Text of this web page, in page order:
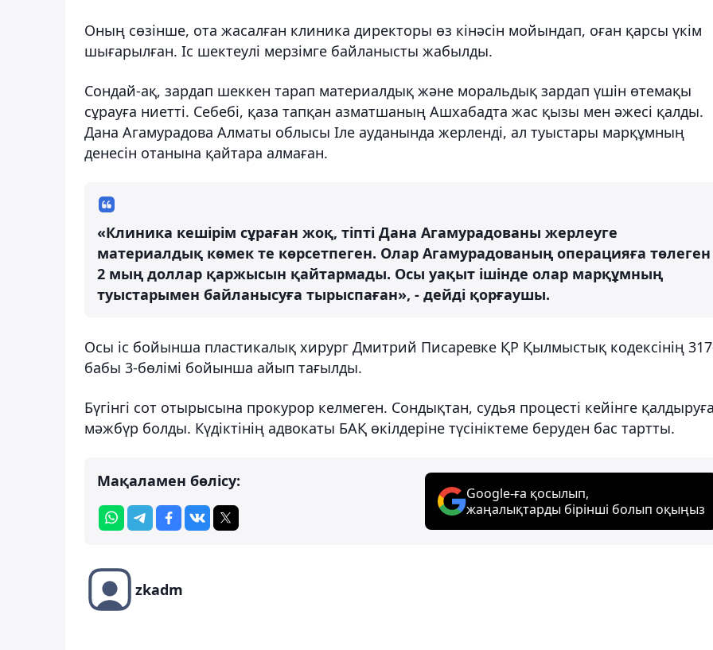
Оның сөзінше, ота жасалған клиника директоры өз кінәсін мойындап, оған қарсы үкім
шығарылған. Іс шектеулі мерзімге байланысты жабылды.
Сондай-ақ, зардап шеккен тарап материалдық және моральдық зардап үшін өтемақы
сұрауға ниетті. Себебі, қаза тапқан азматшаның Ашхабадта жас қызы мен әжесі қалды.
Дана Агамурадова Алматы облысы Іле ауданында жерленді, ал туыстары марқұмның
денесін отанына қайтара алмаған.
«Клиника кешірім сұраған жоқ, тіпті Дана Агамурадованы жерлеуге
материалдық көмек те көрсетпеген. Олар Агамурадованың операцияға төлеген
2 мың доллар қаржысын қайтармады. Осы уақыт ішінде олар марқұмның
туыстарымен байланысуға тырыспаған», - дейді қорғаушы.
Осы іс бойынша пластикалық хирург Дмитрий Писаревке ҚР Қылмыстық кодексінің
бабы 3-бөлімі бойынша айып тағылды.
Бүгінгі сот отырысына прокурор келмеген. Сондықтан, судья процесті кейінге
мәжбүр болды. Күдіктінің адвокаты БАҚ өкілдеріне түсініктеме беруден бас тартты.
Мақаламен бөлісу:
Google-ға қосылып,
жаңалықтарды бірінші болып оқыңыз
zkadm